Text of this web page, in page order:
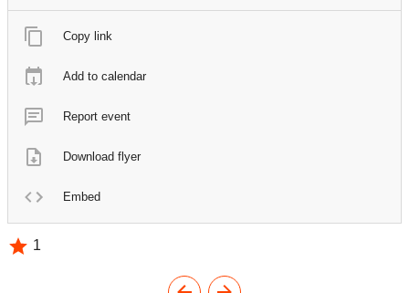
Copy link
Add to calendar
Report event
Download flyer
Embed
1